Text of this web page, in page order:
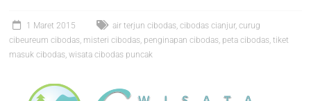
1 Maret 2015 air terjun cibodas,cibodas cianjur,curug
cibeureum cibodas, misteri cibodas, penginapan cibodas, peta cibodas,tiket
masuk cibodas,wisata cibodas puncak